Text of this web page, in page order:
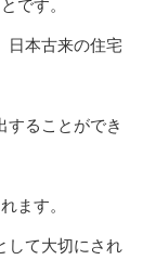
です。
日本古来の住宅
することができ
ます。
して大切にされ